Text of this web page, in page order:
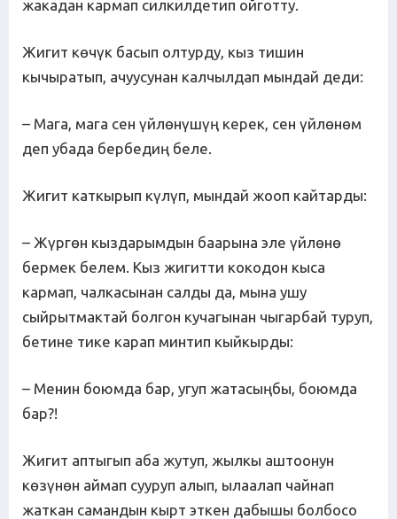
жакадан кармап силкилдетип ойготту.
Жигит көчүк басып олтурду, кыз тишин
кычыратып, ачуусунан калчылдап мындай деди:
– Мага, мага сен үйлөнүшүң керек, сен үйлөнөм
деп убада бербедиң беле.
Жигит каткырып күлүп, мындай жооп кайтарды:
– Жүргөн кыздарымдын баарына эле үйлөнө
бермек белем. Кыз жигитти кокодон кыса
кармап, чалкасынан салды да, мына ушу
сыйрытмактай болгон кучагынан чыгарбай туруп,
бетине тике карап минтип кыйкырды:
– Менин боюмда бар, угуп жатасыңбы, боюмда
бар?!
Жигит аптыгып аба жутуп, жылкы аштоонун
көзүнөн аймап сууруп алып, ылаалап чайнап
жаткан самандын кырт эткен дабышы болбосо